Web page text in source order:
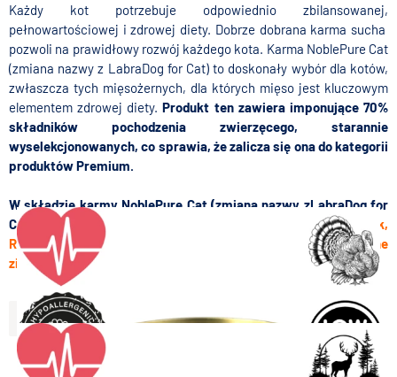
Każdy kot potrzebuje odpowiednio zbilansowanej,
pełnowartościowej i zdrowej diety. Dobrze dobrana karma sucha
pozwoli na prawidłowy rozwój każdego kota. Karma NoblePure Cat
(zmiana nazwy z LabraDog for Cat) to doskonały wybór dla kotów,
zwłaszcza tych mięsożernych, dla których mięso jest kluczowym
elementem zdrowej diety.Produkt ten zawiera imponujące 70%
składników pochodzenia zwierzęcego, starannie
wyselekcjonowanych, co sprawia, że zalicza się ona do kategorii
produktów Premium.
W składzie karmy NoblePure Cat (zmiana nazwy zLabraDog for
Cat) znajdziesz wysokiej jakości składniki, takie jak:Kurczak,
Różne gatunki ryb, Owoce i warzywa, Olej z łososia, Różnorodne
zioła
Więcej